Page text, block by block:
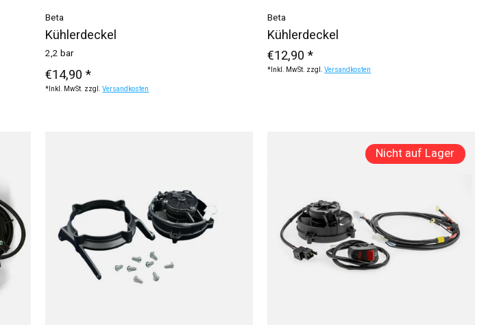
Beta
Kühlerdeckel
2,2 bar
€14,90 *
*Inkl. MwSt. zzgl.Versandkosten
Beta
Kühlerdeckel
€12,90 *
*Inkl. MwSt. zzgl.Versandkosten
Nicht auf Lager